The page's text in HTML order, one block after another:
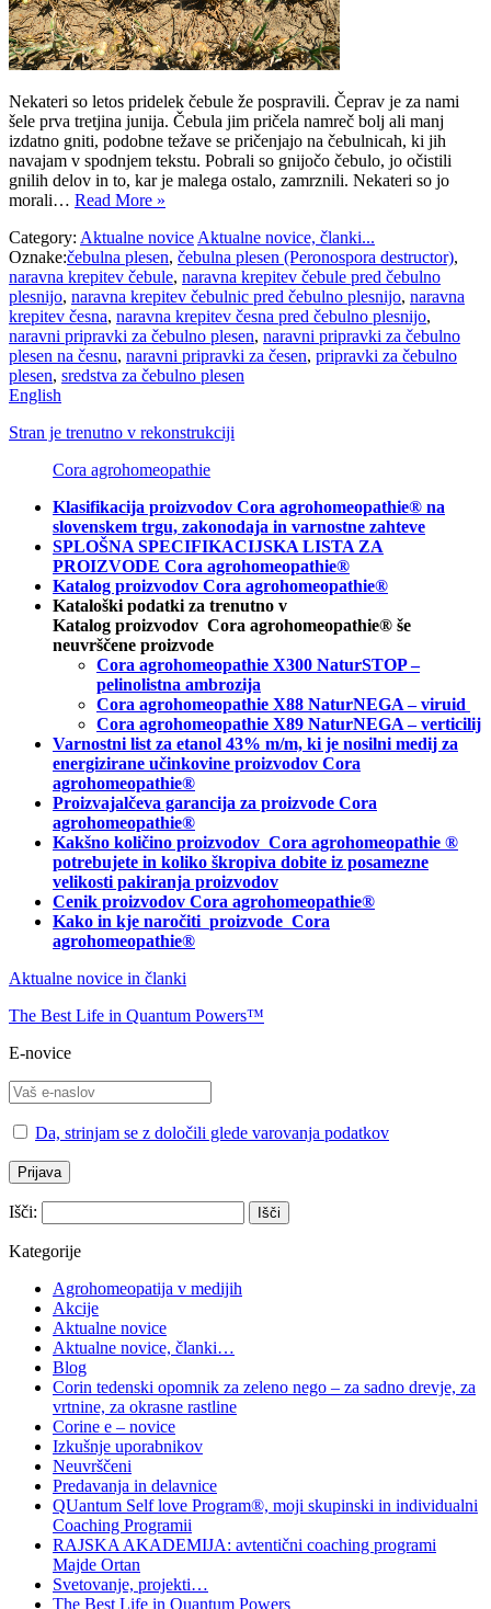
Nekateri so letos pridelek čebule že pospravili. Čeprav je za nami
šele prva tretjina junija. Čebula jim pričela namreč bolj ali manj
izdatno gniti, podobne težave se pričenjajo na čebulnicah, ki jih
navajam v spodnjem tekstu. Pobrali so gnijočo čebulo, jo očistili
gnilih delov in to, kar je malega ostalo, zamrznili. Nekateri so jo
morali… Read More »
Category: Aktualne novice Aktualne novice, članki...
Oznake:čebulna plesen, čebulna plesen (Peronospora destructor),
naravna krepitev čebule, naravna krepitev čebule pred čebulno
plesnijo, naravna krepitev čebulnic pred čebulno plesnijo, naravna
krepitev česna, naravna krepitev česna pred čebulno plesnijo,
naravni pripravki za čebulno plesen, naravni pripravki za čebulno
plesen na česnu, naravni pripravki za česen, pripravki za čebulno
plesen, sredstva za čebulno plesen
English
Stran je trenutno v rekonstrukciji
Cora agrohomeopathie
Klasifikacija proizvodov Cora agrohomeopathie® na
slovenskem trgu, zakonodaja in varnostne zahteve
SPLOŠNA SPECIFIKACIJSKA LISTA ZA
PROIZVODE Cora agrohomeopathie®
Katalog proizvodov Cora agrohomeopathie®
Kataloški podatki za trenutno v
Katalog proizvodov Cora agrohomeopathie® še
neuvrščene proizvode
Cora agrohomeopathie X300 NaturSTOP –
pelinolistna ambrozija
Cora agrohomeopathie X88 NaturNEGA – viruid
Cora agrohomeopathie X89 NaturNEGA – verticilij
Varnostni list za etanol 43% m/m, ki je nosilni medij za
energizirane učinkovine proizvodov Cora
agrohomeopathie®
Proizvajalčeva garancija za proizvode Cora
agrohomeopathie®
Kakšno količino proizvodov Cora agrohomeopathie ®
potrebujete in koliko škropiva dobite iz posamezne
velikosti pakiranja proizvodov
Cenik proizvodov Cora agrohomeopathie®
Kako in kje naročiti proizvode Cora
agrohomeopathie®
Aktualne novice in članki
The Best Life in Quantum Powers™
E-novice
Da, strinjam se z določili glede varovanja podatkov
Išči:
Kategorije
Agrohomeopatija v medijih
Akcije
Aktualne novice
Aktualne novice, članki…
Blog
Corin tedenski opomnik za zeleno nego – za sadno drevje, za
vrtnine, za okrasne rastline
Corine e – novice
Izkušnje uporabnikov
Neuvrščeni
Predavanja in delavnice
QUantum Self love Program®, moji skupinski in individualni
Coaching Programii
RAJSKA AKADEMIJA: avtentični coaching programi
Majde Ortan
Svetovanje, projekti…
The Best Life in Quantum Powers